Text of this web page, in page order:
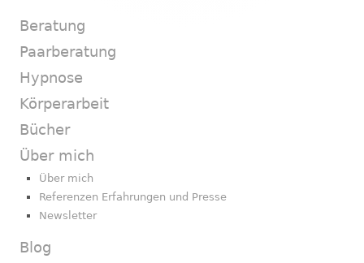
Beratung
Paarberatung
Hypnose
Körperarbeit
Bücher
Über mich
Über mich
Referenzen Erfahrungen und Presse
Newsletter
Blog